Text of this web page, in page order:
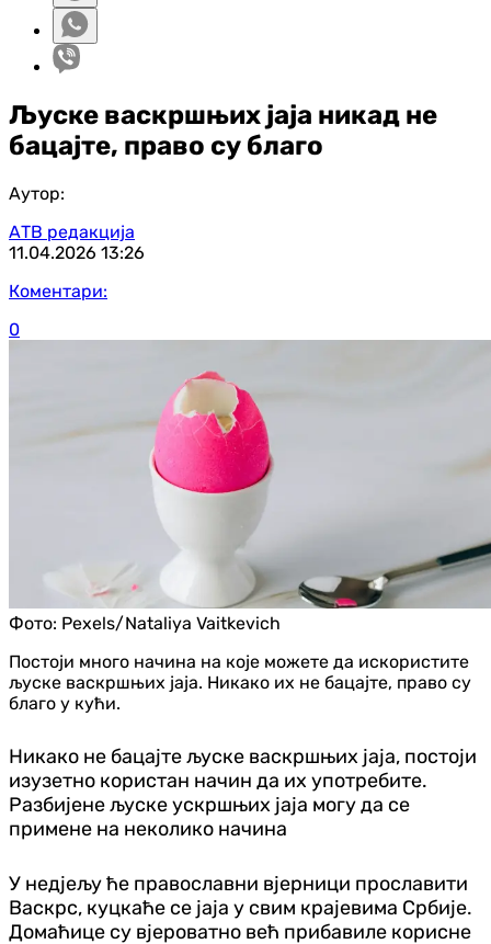
Љуске васкршњих јаја никад не
бацајте, право су благо
Аутор:
АТВ редакција
11.04.2026 13:26
Коментари:
0
Фото: Pexels/Nataliya Vaitkevich
Постоји много начина на које можете да искористите
љуске васкршњих јаја. Никако их не бацајте, право су
благо у кући.
Никако не бацајте љуске васкршњих јаја, постоји
изузетно користан начин да их употребите.
Разбијене љуске ускршњих јаја могу да се
примене на неколико начина
У недјељу ће православни вјерници прославити
Васкрс, куцкаће се јаја у свим крајевима Србије.
Домаћице су вјероватно већ прибавиле корисне